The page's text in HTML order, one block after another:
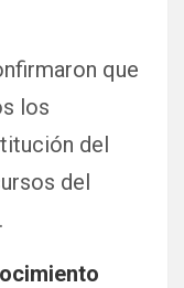
que
los
del
del